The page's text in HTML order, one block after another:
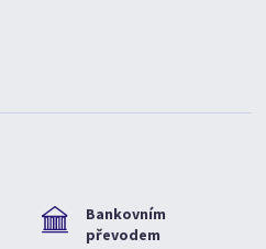
Bankovním
převodem